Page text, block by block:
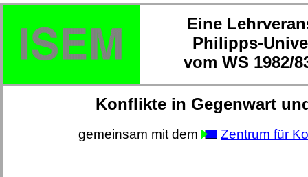
Eine
Philipps-
vom WS 1982/
Konflikte in Gegenwart
gemeinsam mit dem Zentrum für